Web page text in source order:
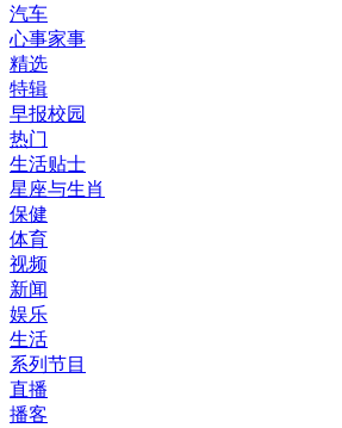
汽车
心事家事
精选
特辑
早报校园
热门
生活贴士
星座与生肖
保健
体育
视频
新闻
娱乐
生活
系列节目
直播
播客